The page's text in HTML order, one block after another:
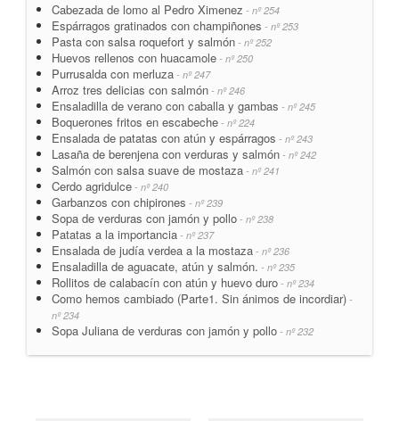
Cabezada de lomo al Pedro Ximenez - nº 254
Espárragos gratinados con champiñones - nº 253
Pasta con salsa roquefort y salmón - nº 252
Huevos rellenos con huacamole - nº 250
Purrusalda con merluza - nº 247
Arroz tres delicias con salmón - nº 246
Ensaladilla de verano con caballa y gambas - nº 245
Boquerones fritos en escabeche - nº 224
Ensalada de patatas con atún y espárragos - nº 243
Lasaña de berenjena con verduras y salmón - nº 242
Salmón con salsa suave de mostaza - nº 241
Cerdo agridulce - nº 240
Garbanzos con chipirones - nº 239
Sopa de verduras con jamón y pollo - nº 238
Patatas a la importancia - nº 237
Ensalada de judía verdea a la mostaza - nº 236
Ensaladilla de aguacate, atún y salmón. - nº 235
Rollitos de calabacín con atún y huevo duro - nº 234
Como hemos cambiado (Parte1. Sin ánimos de incordiar) -
nº 234
Sopa Juliana de verduras con jamón y pollo - nº 232